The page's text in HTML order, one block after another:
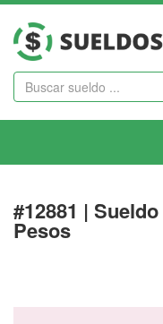
#12881 |
Pesos